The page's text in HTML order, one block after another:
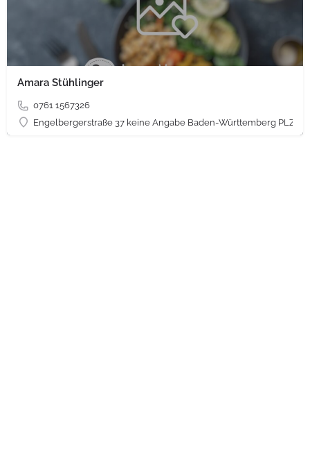
Amara Stühlinger
0761 1567326
Engelbergerstraße 37 keine Angabe Baden-Württemberg PLZ